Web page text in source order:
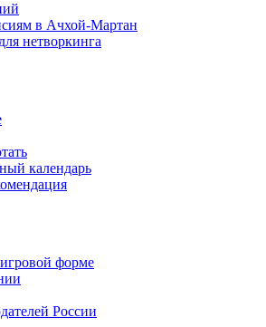
в Ачхой-Мартан
нетворкинга
календарь
форме
России